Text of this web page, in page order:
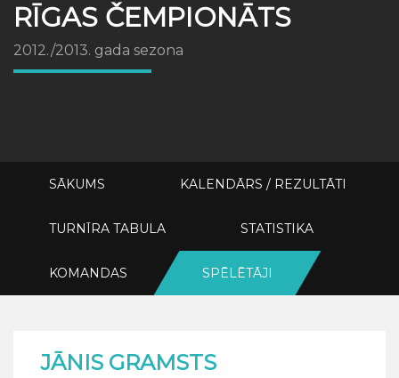
RĪGAS ČEMPIONĀTS
2012./2013. gada sezona
SĀKUMS KALENDĀRS / REZULTĀTI
TURNĪRA TABULA STATISTIKA
KOMANDAS SPĒLĒTĀJI
JĀNIS GRAMSTS